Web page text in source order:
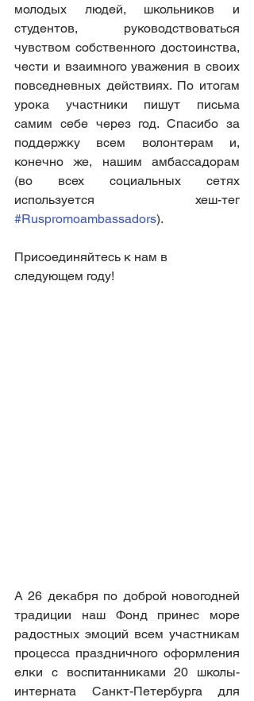
молодых людей, школьников и
студентов, руководствоваться
чувством собственного достоинства,
чести и взаимного уважения в своих
повседневных действиях. По итогам
урока участники пишут письма
самим себе через год. Спасибо за
поддержку всем волонтерам и,
конечно же, нашим амбассадорам
(во всех социальных сетях
#Ruspromoambassadors).
Присоединяйтесь к нам в
следующем году!
А 26 декабря по доброй новогодней
традиции наш Фонд принес море
радостных эмоций всем участникам
процесса праздничного оформления
елки с воспитанниками 20 школы-
интерната Санкт-Петербурга для